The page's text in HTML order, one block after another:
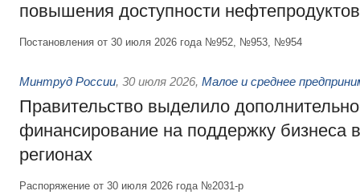
повышения доступности нефтепродуктов
Постановления от 30 июля 2026 года №952, №953, №954
Минтруд России, 30 июля 2026, Малое и среднее
Правительство выделило
финансирование на поддержку бизнеса
регионах
Распоряжение от 30 июля 2026 года №2031-р